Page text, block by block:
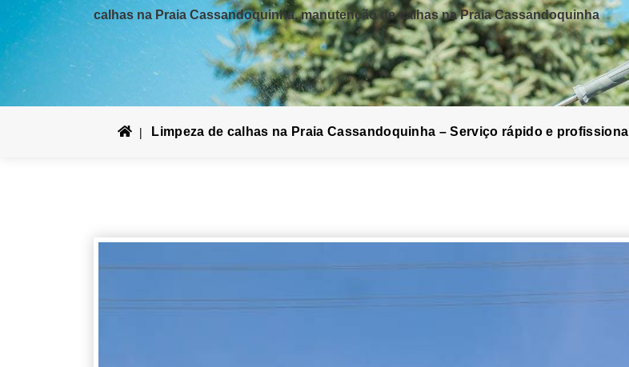
calhas na Praia Cassandoquinha, manutenção de calhas na Praia Cassandoquinha
Limpeza de calhas na Praia Cassandoquinha – Serviço rápido e profissional